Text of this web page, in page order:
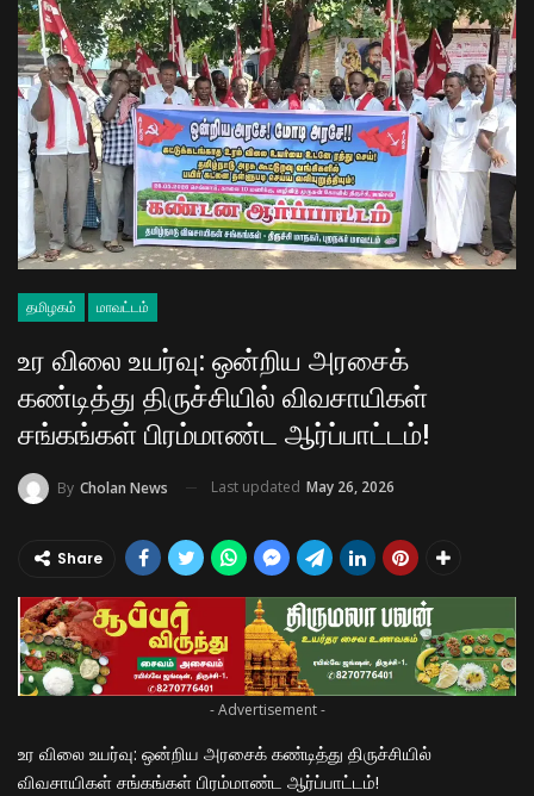
தமிழகம் மாவட்டம்
உர விலை உயர்வு: ஒன்றிய அரசைக்
கண்டித்து திருச்சியில் விவசாயிகள்
சங்கங்கள் பிரம்மாண்ட ஆர்ப்பாட்டம்!
By Cholan News Last updated May 26, 2026
Share
- Advertisement -
உர விலை உயர்வு: ஒன்றிய அரசைக் கண்டித்து திருச்சியில்
விவசாயிகள் சங்கங்கள் பிரம்மாண்ட ஆர்ப்பாட்டம்!